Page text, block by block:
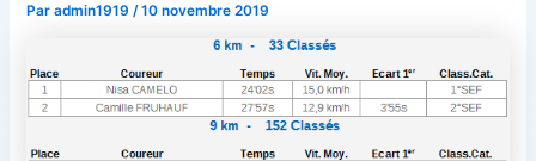
Paradmin1919/10 novembre 2019